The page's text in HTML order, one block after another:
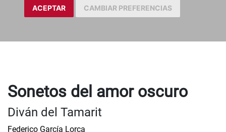
ACEPTAR CAMBIAR PREFERENCIAS
Sonetos del amor oscuro
Diván del Tamarit
Federico García Lorca